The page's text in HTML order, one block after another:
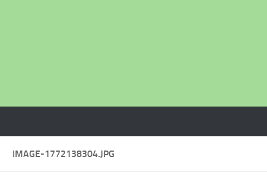
IMAGE-1772138304.JPG